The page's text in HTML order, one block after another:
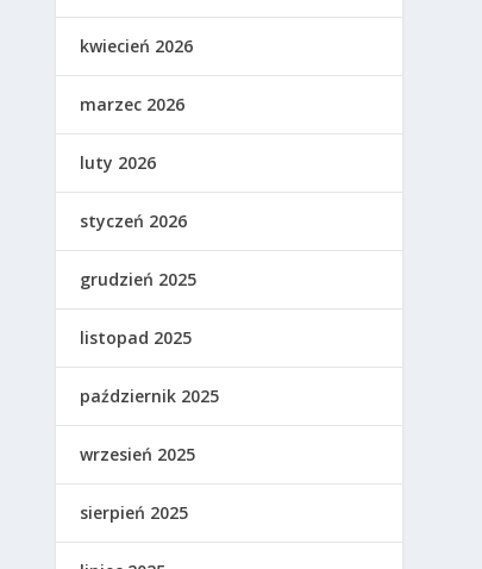
kwiecień 2026
marzec 2026
luty 2026
styczeń 2026
grudzień 2025
listopad 2025
październik 2025
wrzesień 2025
sierpień 2025